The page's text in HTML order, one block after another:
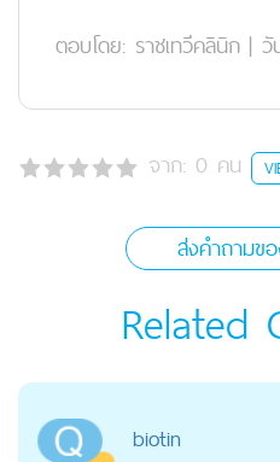
ตอบโดย: ราชเทวีคลินิก | วั
จาก: 0 คน
ส่งคำถามข
Related
biotin